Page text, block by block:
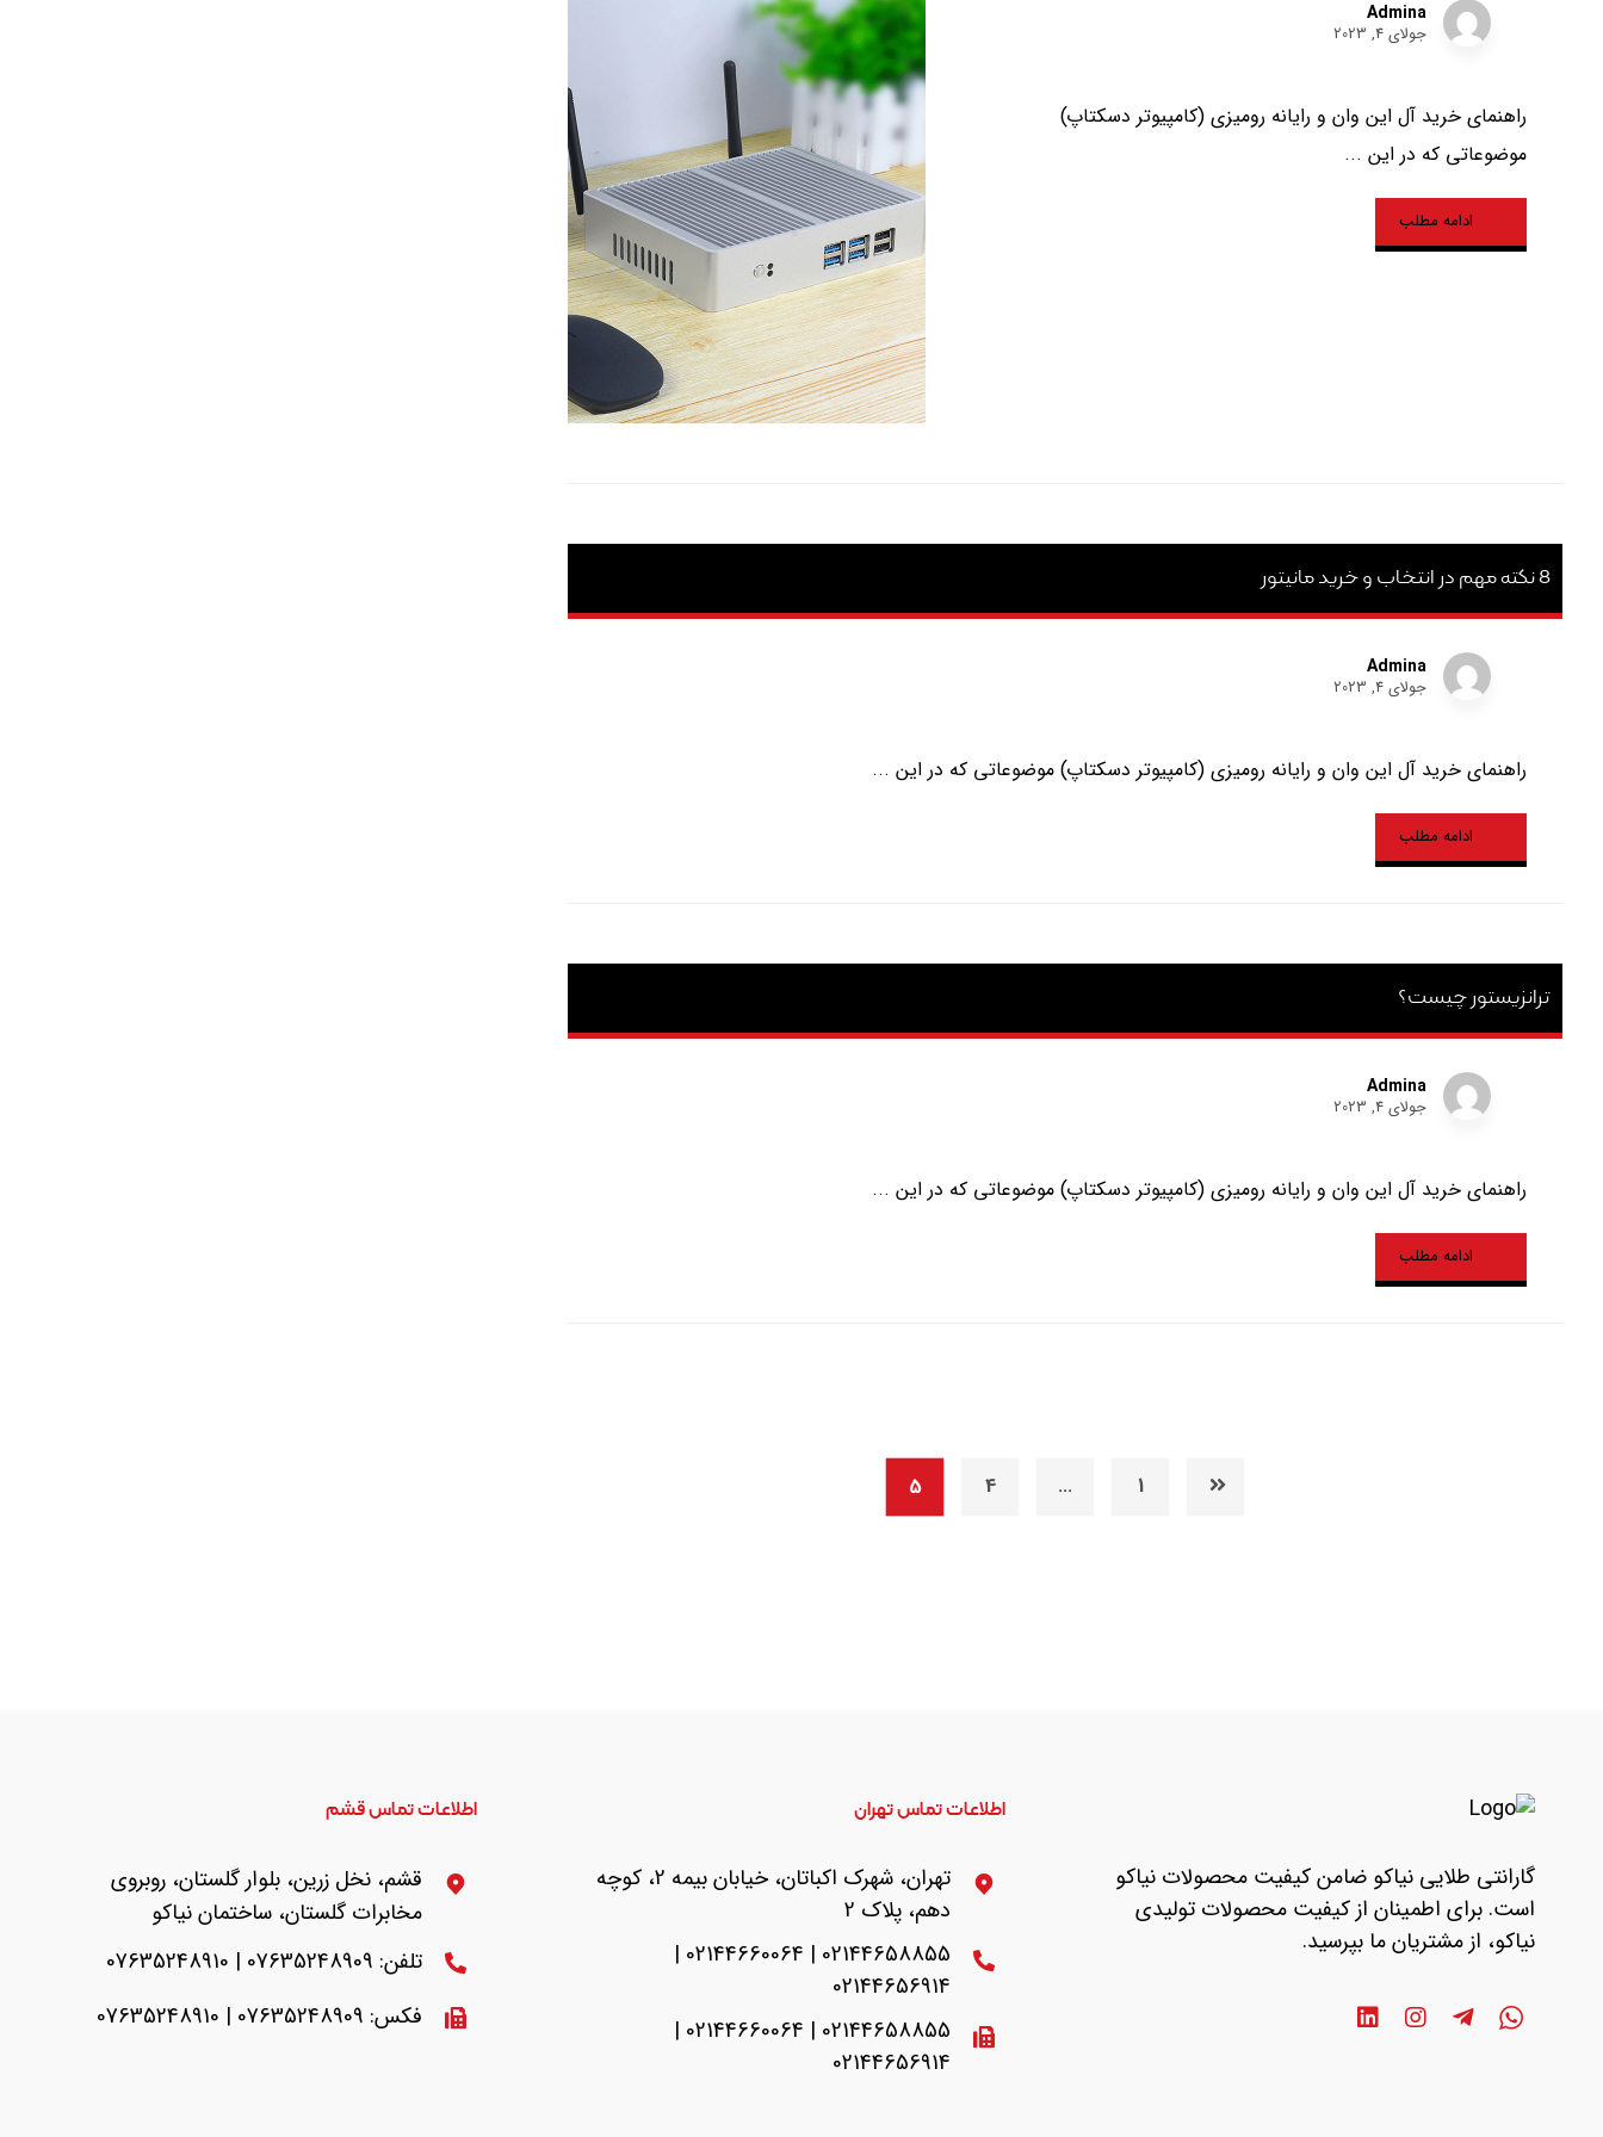
Admina
جولای 4, 2023
راهنمای خرید آل این وان و رایانه رومیزی (کامپیوتر دسکتاپ)
موضوعاتی که در این ...
ادامه مطلب
8 نکته مهم در انتخاب و خرید مانیتور
Admina
جولای 4, 2023
راهنمای خرید آل این وان و رایانه رومیزی (کامپیوتر دسکتاپ) موضوعاتی که در این ...
ادامه مطلب
ترانزیستور چیست؟
Admina
جولای 4, 2023
راهنمای خرید آل این وان و رایانه رومیزی (کامپیوتر دسکتاپ) موضوعاتی که در این ...
ادامه مطلب
1
…
4
5
گارانتی طلایی نیاکو ضامن کیفیت محصولات نیاکو
است. برای اطمینان از کیفیت محصولات تولیدی
نیاکو، از مشتریان ما بپرسید.
اطلاعات تماس تهران
تهران، شهرک اکباتان، خیابان بیمه 2، کوچه
دهم، پلاک 2
02144658855 | 02144660064 |
02144656914
02144658855 | 02144660064 |
02144656914
اطلاعات تماس قشم
قشم، نخل زرین، بلوار گلستان، روبروی
مخابرات گلستان، ساختمان نیاکو
تلفن: 07635248909 | 07635248910
فکس: 07635248909 | 07635248910